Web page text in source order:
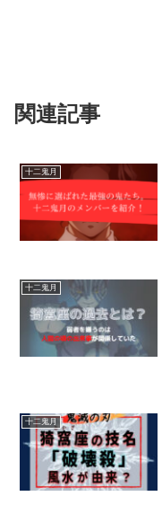
関連記事
十二鬼月
十二鬼月
十二鬼月